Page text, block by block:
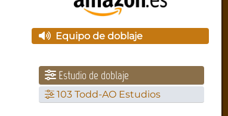
Equipo de doblaje
Estudio de doblaje
103 Todd-AO Estudios